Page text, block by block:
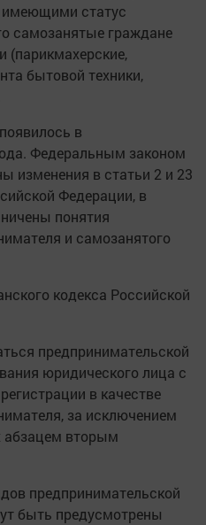
статус
самозанятые граждане
(парикмахерские,
бытовой техники,
в
Федеральным законом
изменения в статьи 2 и 23
Федерации, в
понятия
и самозанятого
кодекса Российской
предпринимательской
юридического лица с
в качестве
за исключением
абзацем вторым
предпринимательской
быть предусмотрены